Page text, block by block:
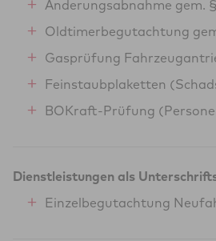
Änderungsabnahme gem.
Oldtimerbegutachtung
Gasprüfung
Feinstaubplaketten
BOKraft-Prüfung
Dienstleistungen als
Einzelbegutachtung